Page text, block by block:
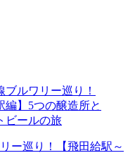
ー巡り！【飛田給駅～